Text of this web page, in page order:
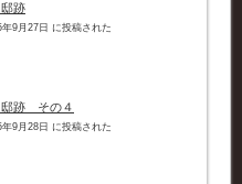
跡
年9月27日 に投稿された
跡 その４
年9月28日 に投稿された